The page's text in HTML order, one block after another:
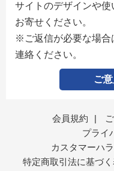
サイトのデザインや
お寄せください。
※ご返信が必要な場合
連絡ください。
ご
会員規約 |
プライ
カスタマーハ
特定商取引法に基づ